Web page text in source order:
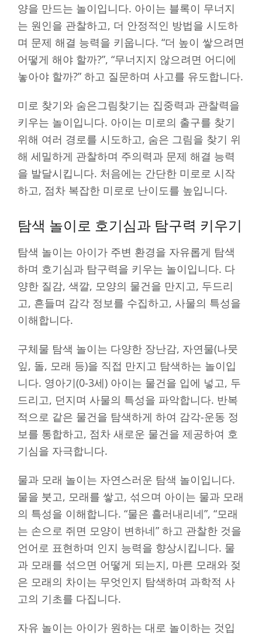
양을 만드는 놀이입니다. 아이는 블록이 무너지
는 원인을 관찰하고, 더 안정적인 방법을 시도하
며 문제 해결 능력을 키웁니다. “더 높이 쌓으려면
어떻게 해야 할까?”, “무너지지 않으려면 어디에
놓아야 할까?” 하고 질문하며 사고를 유도합니다.
미로 찾기와 숨은그림찾기는 집중력과 관찰력을
키우는 놀이입니다. 아이는 미로의 출구를 찾기
위해 여러 경로를 시도하고, 숨은 그림을 찾기 위
해 세밀하게 관찰하며 주의력과 문제 해결 능력
을 발달시킵니다. 처음에는 간단한 미로로 시작
하고, 점차 복잡한 미로로 난이도를 높입니다.
탐색 놀이로 호기심과 탐구력 키우기
탐색 놀이는 아이가 주변 환경을 자유롭게 탐색
하며 호기심과 탐구력을 키우는 놀이입니다. 다
양한 질감, 색깔, 모양의 물건을 만지고, 두드리
고, 흔들며 감각 정보를 수집하고, 사물의 특성을
이해합니다.
구체물 탐색 놀이는 다양한 장난감, 자연물(나뭇
잎, 돌, 모래 등)을 직접 만지고 탐색하는 놀이입
니다. 영아기(0-3세) 아이는 물건을 입에 넣고, 두
드리고, 던지며 사물의 특성을 파악합니다. 반복
적으로 같은 물건을 탐색하게 하여 감각-운동 정
보를 통합하고, 점차 새로운 물건을 제공하여 호
기심을 자극합니다.
물과 모래 놀이는 자연스러운 탐색 놀이입니다.
물을 붓고, 모래를 쌓고, 섞으며 아이는 물과 모래
의 특성을 이해합니다. “물은 흘러내리네”, “모래
는 손으로 쥐면 모양이 변하네” 하고 관찰한 것을
언어로 표현하며 인지 능력을 향상시킵니다. 물
과 모래를 섞으면 어떻게 되는지, 마른 모래와 젖
은 모래의 차이는 무엇인지 탐색하며 과학적 사
고의 기초를 다집니다.
자유 놀이는 아이가 원하는 대로 놀이하는 것입